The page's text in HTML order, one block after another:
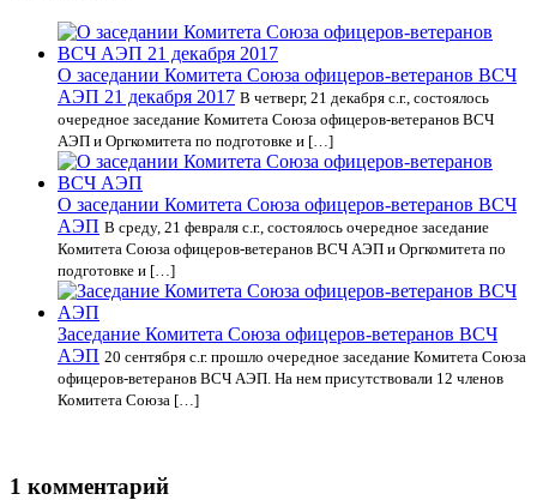
О заседании Комитета Союза офицеров-ветеранов ВСЧ
АЭП 21 декабря 2017 В четверг, 21 декабря с.г., состоялось
очередное заседание Комитета Союза офицеров-ветеранов ВСЧ
АЭП и Оргкомитета по подготовке и […]
О заседании Комитета Союза офицеров-ветеранов ВСЧ
АЭП В среду, 21 февраля с.г., состоялось очередное заседание
Комитета Союза офицеров-ветеранов ВСЧ АЭП и Оргкомитета по
подготовке и […]
Заседание Комитета Союза офицеров-ветеранов ВСЧ
АЭП 20 сентября с.г. прошло очередное заседание Комитета Союза
офицеров-ветеранов ВСЧ АЭП. На нем присутствовали 12 членов
Комитета Союза […]
1 комментарий